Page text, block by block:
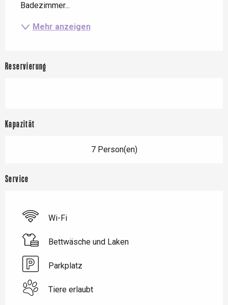
Badezimmer...
Mehr anzeigen
Reservierung
Kapazität
7 Person(en)
Service
Wi-Fi
Bettwäsche und Laken
Parkplatz
Tiere erlaubt